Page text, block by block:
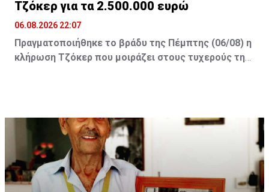
Τζόκερ για τα 2.500.000 ευρώ
06.08.2026 22:07
Πραγματοποιήθηκε το βράδυ της Πέμπτης (06/08) η
κλήρωση Τζόκερ που μοιράζει στους τυχερούς της
13, 1, 30, 7 και Τζόκερ: 15